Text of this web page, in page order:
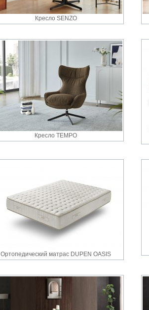
Кресло SENZO
Кресло TEMPO
Ортопедический матрас DUPEN OASIS